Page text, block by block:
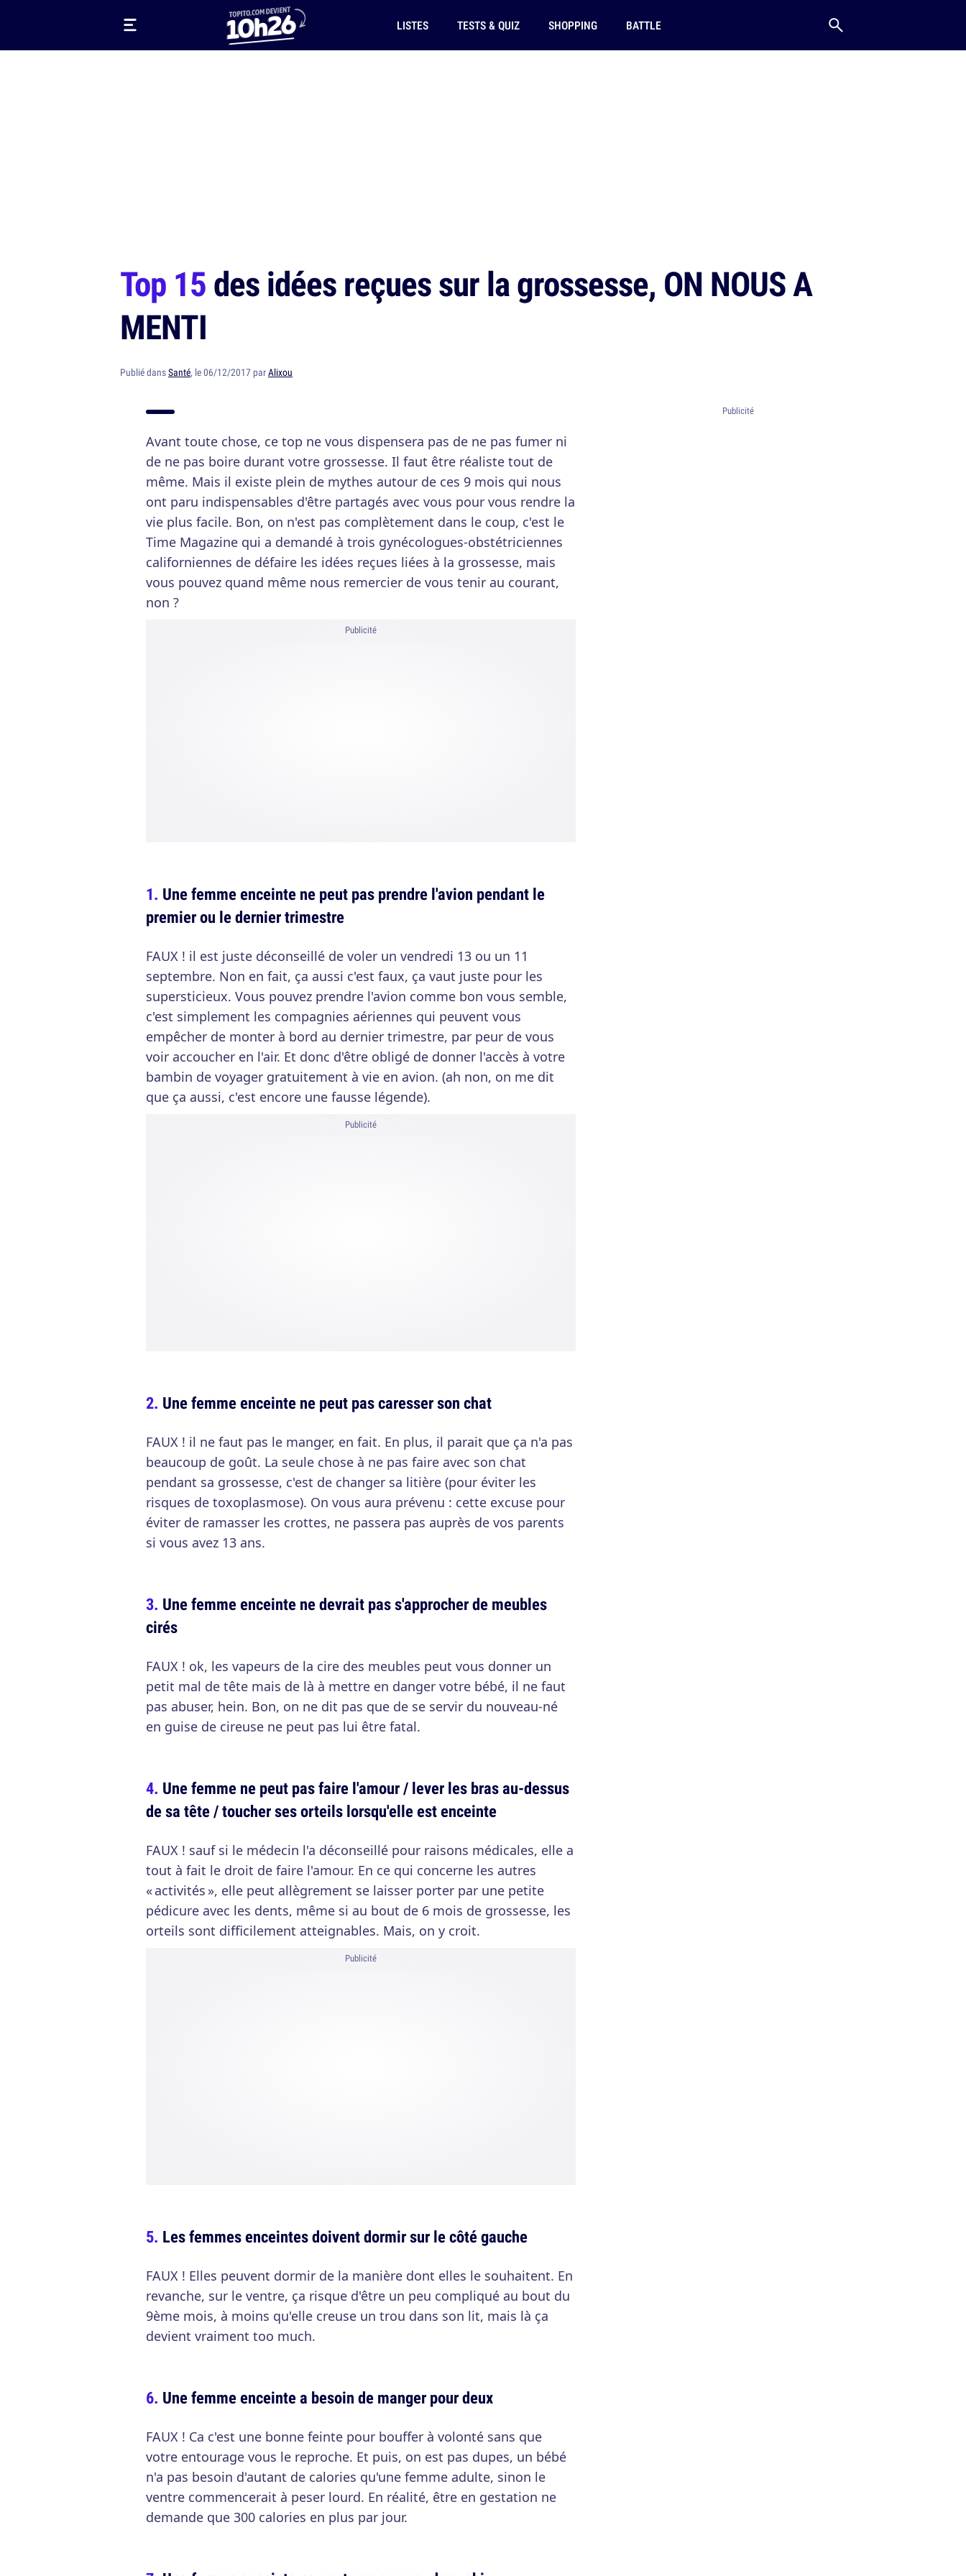
LISTES TESTS & QUIZ SHOPPING BATTLE
Top 15des idées reçues sur la grossesse, ON NOUS A
MENTI
Publié dansSanté, le 06/12/2017 parAlixou
Avant toute chose, ce top ne vous dispensera pas de ne pas fumer ni
de ne pas boire durant votre grossesse. Il faut être réaliste tout de
même. Mais il existe plein de mythes autour de ces 9 mois qui nous
ont paru indispensables d'être partagés avec vous pour vous rendre la
vie plus facile. Bon, on n'est pas complètement dans le coup, c'est le
Time Magazine qui a demandé à trois gynécologues-obstétriciennes
californiennes de défaire les idées reçues liées à la grossesse, mais
vous pouvez quand même nous remercier de vous tenir au courant,
non ?
Publicité
Une femme enceinte ne peut pas prendre l'avion pendant le
premier ou le dernier trimestre
FAUX ! il est juste déconseillé de voler un vendredi 13 ou un 11
septembre. Non en fait, ça aussi c'est faux, ça vaut juste pour les
supersticieux. Vous pouvez prendre l'avion comme bon vous semble,
c'est simplement les compagnies aériennes qui peuvent vous
empêcher de monter à bord au dernier trimestre, par peur de vous
voir accoucher en l'air. Et donc d'être obligé de donner l'accès à votre
bambin de voyager gratuitement à vie en avion. (ah non, on me dit
que ça aussi, c'est encore une fausse légende).
Publicité
Une femme enceinte ne peut pas caresser son chat
FAUX ! il ne faut pas le manger, en fait. En plus, il parait que ça n'a pas
beaucoup de goût. La seule chose à ne pas faire avec son chat
pendant sa grossesse, c'est de changer sa litière (pour éviter les
risques de toxoplasmose). On vous aura prévenu : cette excuse pour
éviter de ramasser les crottes, ne passera pas auprès de vos parents
si vous avez 13 ans.
Une femme enceinte ne devrait pas s'approcher de meubles
cirés
FAUX ! ok, les vapeurs de la cire des meubles peut vous donner un
petit mal de tête mais de là à mettre en danger votre bébé, il ne faut
pas abuser, hein. Bon, on ne dit pas que de se servir du nouveau-né
en guise de cireuse ne peut pas lui être fatal.
Une femme ne peut pas faire l'amour / lever les bras au-dessus
de sa tête / toucher ses orteils lorsqu'elle est enceinte
FAUX ! sauf si le médecin l'a déconseillé pour raisons médicales, elle a
tout à fait le droit de faire l'amour. En ce qui concerne les autres
« activités », elle peut allègrement se laisser porter par une petite
pédicure avec les dents, même si au bout de 6 mois de grossesse, les
orteils sont difficilement atteignables. Mais, on y croit.
Publicité
Les femmes enceintes doivent dormir sur le côté gauche
FAUX ! Elles peuvent dormir de la manière dont elles le souhaitent. En
revanche, sur le ventre, ça risque d'être un peu compliqué au bout du
9ème mois, à moins qu'elle creuse un trou dans son lit, mais là ça
devient vraiment too much.
Une femme enceinte a besoin de manger pour deux
FAUX ! Ca c'est une bonne feinte pour bouffer à volonté sans que
votre entourage vous le reproche. Et puis, on est pas dupes, un bébé
n'a pas besoin d'autant de calories qu'une femme adulte, sinon le
ventre commencerait à peser lourd. En réalité, être en gestation ne
demande que 300 calories en plus par jour.